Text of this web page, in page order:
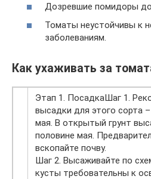
Дозревшие помидоры
Томаты неустойчивы к
заболеваниям.
Как ухаживать за
Этап 1. ПосадкаШаг 1.
высадки для этого сорта
мая. В открытый грунт
половине мая.
вскопайте почву.
Шаг 2. Высаживайте по
кусты требовательны к